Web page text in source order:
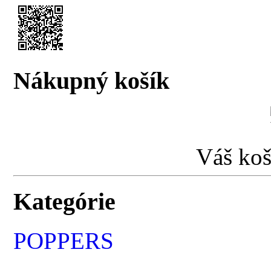
Nákupný košík
Váš
Kategórie
POPPERS